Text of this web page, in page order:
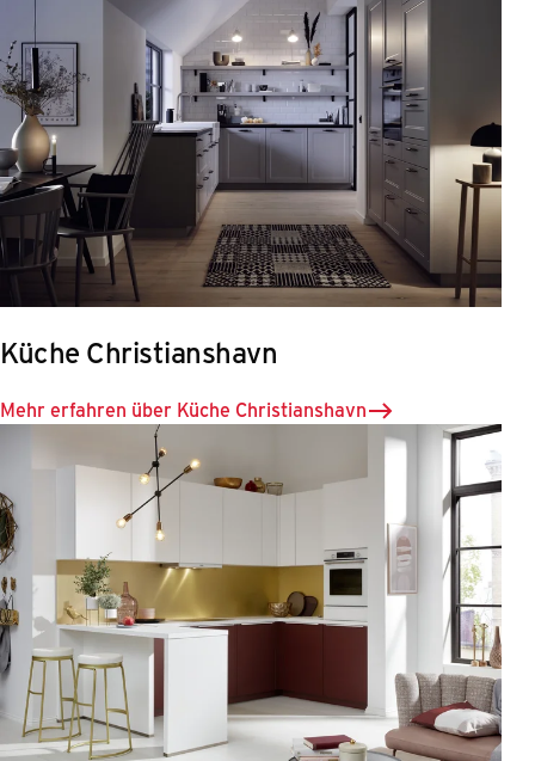
Küche Christianshavn
Mehr erfahren über Küche Christianshavn